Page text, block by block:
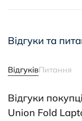
Відгуки та
ВідгуківПитання
Відгуки
Union Fold